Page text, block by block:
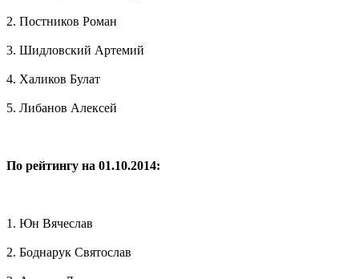
2. Постников Роман
3. Шидловский Артемий
4. Халиков Булат
5. Либанов Алексей
По рейтингу на 01.10.2014:
1. Юн Вячеслав
2. Боднарук Святослав